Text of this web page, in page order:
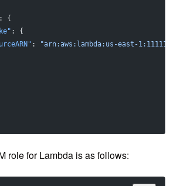
: {
: {
:
"arn:aws:lambda:us-east-
role for Lambda is as follows: